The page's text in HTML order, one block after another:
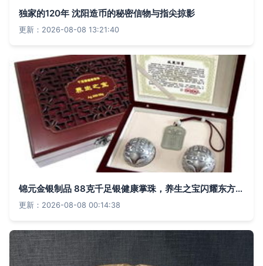
独家的120年 沈阳造币的秘密信物与指尖掠影
更新：2026-08-08 13:21:40
锦元金银制品 88克千足银健康掌珠，养生之宝闪耀东方购物
更新：2026-08-08 00:14:38